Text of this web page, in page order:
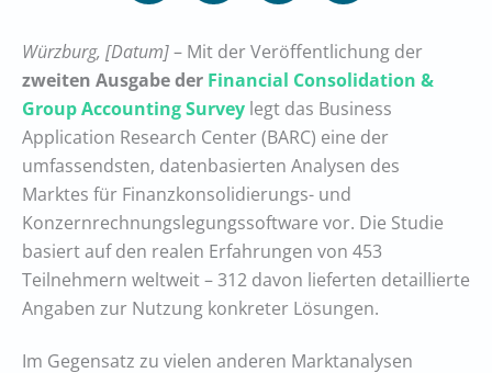
Würzburg, [Datum]– Mit der Veröffentlichung der
zweiten Ausgabe der Financial Consolidation &
Group Accounting Survey legt das Business
Application Research Center (BARC) eine der
umfassendsten, datenbasierten Analysen des
Marktes für Finanzkonsolidierungs- und
Konzernrechnungslegungssoftware vor. Die Studie
basiert auf den realen Erfahrungen von 453
Teilnehmern weltweit – 312 davon lieferten detaillierte
Angaben zur Nutzung konkreter Lösungen.
Im Gegensatz zu vielen anderen Marktanalysen